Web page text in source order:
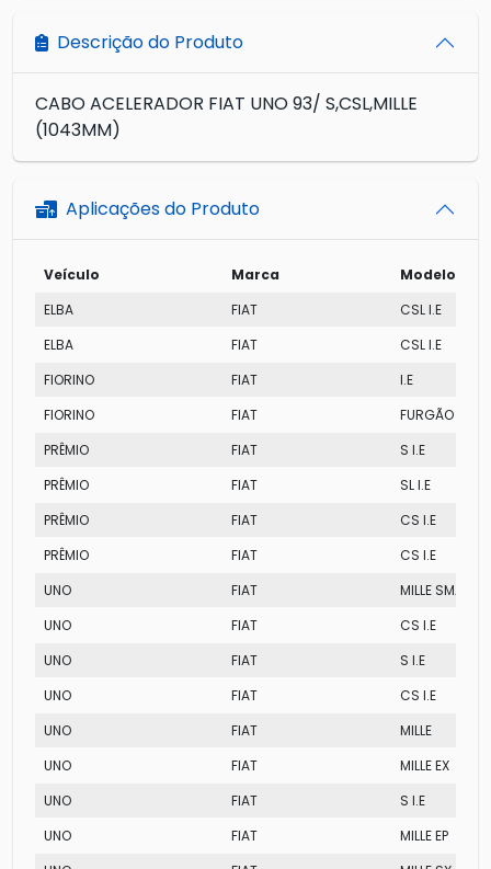
Descrição do Produto
CABO ACELERADOR FIAT UNO 93/ S,CSL,MILLE
(1043MM)
Aplicações do Produto
Veículo Marca
Modelo
ELBA
FIAT
CSL I.E
ELBA
FIAT
CSL I.E
FIORINO
FIAT
I.E
FIORINO
FIAT
FURGÃO
PRÊMIO
FIAT
S I.E
PRÊMIO
FIAT
SL I.E
PRÊMIO
FIAT
CS I.E
PRÊMIO
FIAT
CS I.E
UNO
FIAT
MILLE SMART
UNO
FIAT
CS I.E
UNO
FIAT
S I.E
UNO
FIAT
CS I.E
UNO
FIAT
MILLE
UNO
FIAT
MILLE EX
UNO
FIAT
S I.E
UNO
FIAT
MILLE EP